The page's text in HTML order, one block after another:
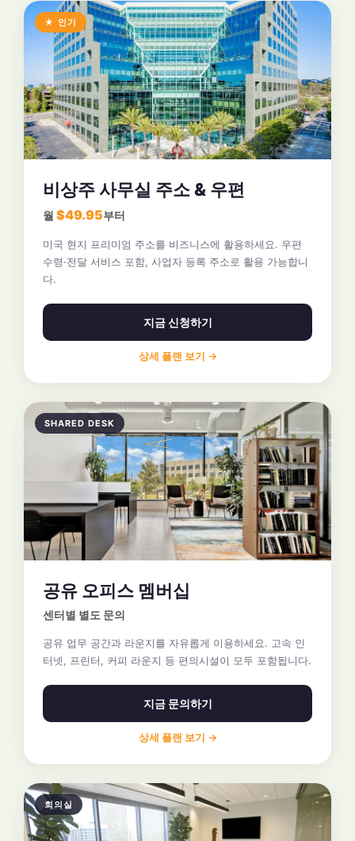
★ 인기
비상주 사무실 주소 & 우편
월 $49.95부터
미국 현지 프리미엄 주소를 비즈니스에 활용하세요. 우편
수령·전달 서비스 포함, 사업자 등록 주소로 활용 가능합니
다.
지금 신청하기
상세 플랜 보기 →
SHARED DESK
공유 오피스 멤버십
센터별 별도 문의
공유 업무 공간과 라운지를 자유롭게 이용하세요. 고속 인
터넷, 프린터, 커피 라운지 등 편의시설이 모두 포함됩니다.
지금 문의하기
상세 플랜 보기 →
회의실